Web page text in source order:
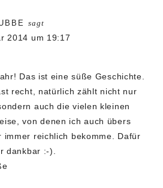
sagt
2014 um 19:17
Das ist eine süße Geschichte.
recht, natürlich zählt nicht nur
auch die vielen kleinen
von denen ich auch übers
immer reichlich bekomme. Dafür
dankbar :-).